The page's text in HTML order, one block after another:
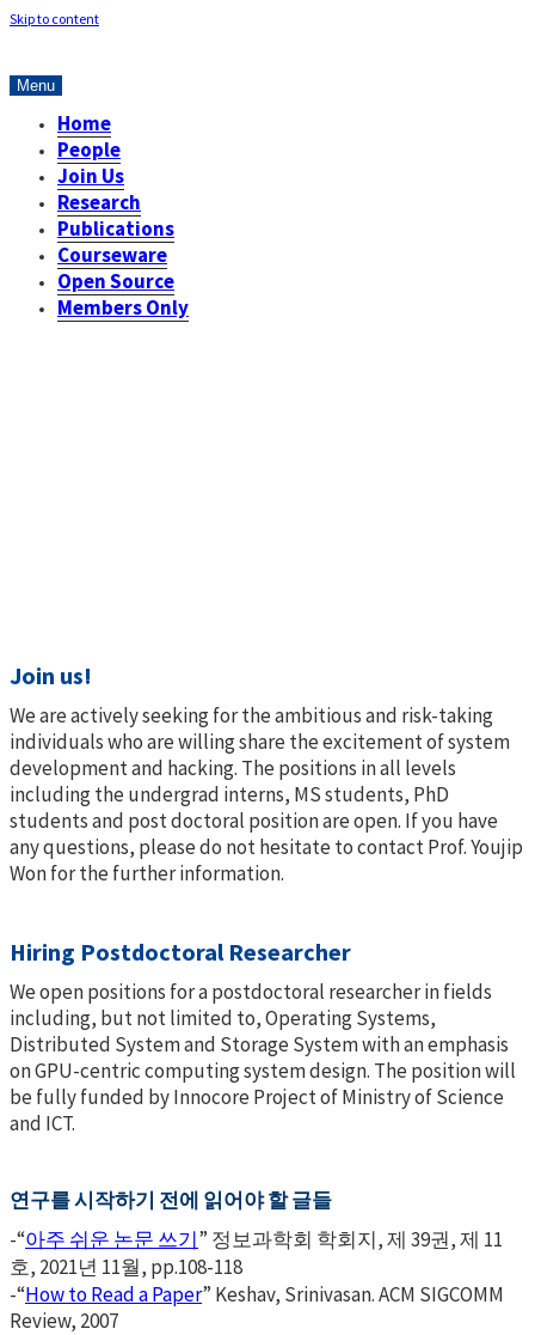
Skip to content
Menu
Home
People
Join Us
Research
Publications
Courseware
Open Source
Members Only
Join us!
We are actively seeking for the ambitious and risk-taking
individuals who are willing share the excitement of system
development and hacking. The positions in all levels
including the undergrad interns, MS students, PhD
students and post doctoral position are open. If you have
any questions, please do not hesitate to contact Prof. Youjip
Won for the further information.
Hiring Postdoctoral Researcher
We open positions for a postdoctoral researcher in fields
including, but not limited to, Operating Systems,
Distributed System and Storage System with an emphasis
on GPU-centric computing system design. The position will
be fully funded by Innocore Project of Ministry of Science
and ICT.
연구를 시작하기 전에 읽어야 할 글들
-“아주 쉬운 논문 쓰기” 정보과학회 학회지, 제 39권, 제 11
호, 2021년 11월, pp.108-118
-“How to Read a Paper” Keshav, Srinivasan. ACM SIGCOMM
Review, 2007